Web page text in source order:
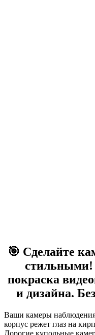
🎯 Сделайте
стильными!
покраска
и дизайна.
Ваши камеры наблюдения
корпус режет глаз на
Дорогие купольные